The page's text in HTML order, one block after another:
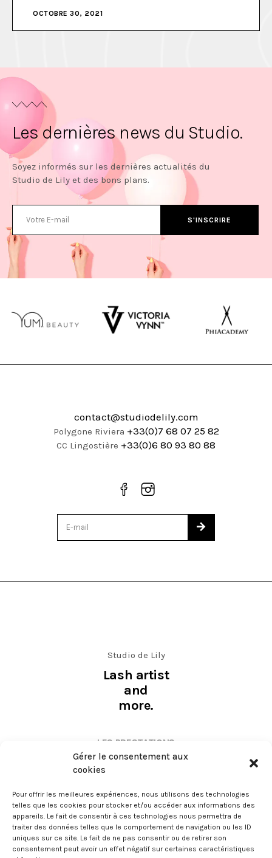
Gérer le consentement aux
cookies
Pour offrir les meilleures expériences, nous utilisons des technologies
telles que les cookies pour stocker et/ou accéder aux informations des
appareils. Le fait de consentir à ces technologies nous permettra de
traiter des données telles que le comportement de navigation ou les ID
uniques sur ce site. Le fait de ne pas consentir ou de retirer son
consentement peut avoir un effet négatif sur certaines caractéristiques
OCTOBRE 30, 2021
parfaits ? On le sait, ils ont une importance capitale
dans l’harmonie d’un visage.
Les dernières news du Studio.
Soyez informés sur les dernières actualités du
Studio de Lily et des bons plans.
contact@studiodelily.com
Polygone Riviera +33(0)7 68 07 25 82
CC Lingostière +33(0)6 80 93 80 88
Studio de Lily
Lash artist
and
more.
LES PRESTATIONS
EYELASH EXTENSIONS
MICROBLADING
RESTRUCTURATION SOURCILS AU FIL